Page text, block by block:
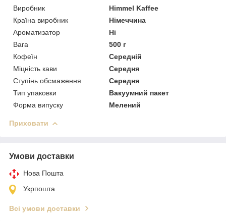
Виробник
Himmel Kaffee
Країна виробник
Німеччина
Ароматизатор
Ні
Вага
500 г
Кофеїн
Середній
Міцність кави
Середня
Ступінь обсмаження
Середня
Тип упаковки
Вакуумний пакет
Форма випуску
Мелений
Приховати
Умови доставки
Нова Пошта
Укрпошта
Всі умови доставки